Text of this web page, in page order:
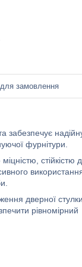
для замовлення
забезпечує
фурнітури.
стійкістю
дверної стулки
рівномірний